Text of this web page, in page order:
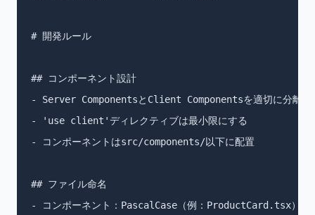
# 開発ルール
## コンポーネント設計
- Server ComponentsとClient Componentsを適切に分離す
- 'use client'ディレクティブは最小限にする
- コンポーネントはsrc/components/以下に配置
## ファイル命名
- コンポーネント：PascalCase（例：ProductCard.tsx）